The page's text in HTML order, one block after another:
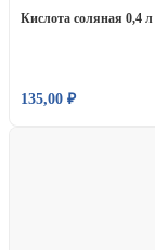
Кислота соляная 0,4
135,00 ₽